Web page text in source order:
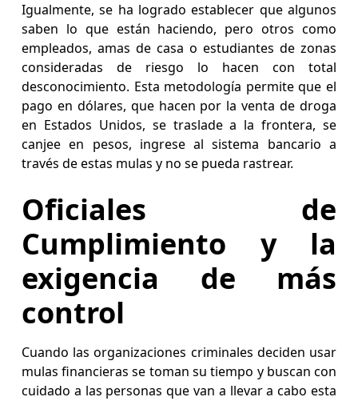
Igualmente, se ha logrado establecer que algunos
saben lo que están haciendo, pero otros como
empleados, amas de casa o estudiantes de zonas
consideradas de riesgo lo hacen con total
desconocimiento. Esta metodología permite que el
pago en dólares, que hacen por la venta de droga
en Estados Unidos, se traslade a la frontera, se
canjee en pesos, ingrese al sistema bancario a
través de estas mulas y no se pueda rastrear.
Oficiales de
Cumplimiento y la
exigencia de más
control
Cuando las organizaciones criminales deciden usar
mulas financieras se toman su tiempo y buscan con
cuidado a las personas que van a llevar a cabo esta